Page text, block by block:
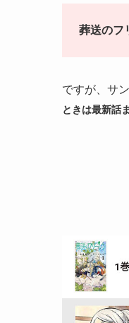
葬送のフ
ですが、サ
ときは最新話